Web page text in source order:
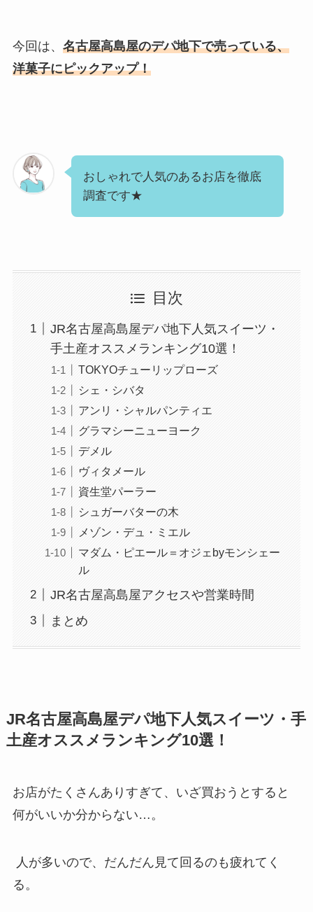
今回は、 名古屋高島屋のデパ地下で売っている、
洋菓子にピックアップ！
おしゃれで人気のあるお店を徹底
調査です★
目次
JR名古屋高島屋デパ地下人気スイーツ・
手土産オススメランキング10選！
TOKYOチューリップローズ
シェ・シバタ
アンリ・シャルパンティエ
グラマシーニューヨーク
デメル
ヴィタメール
資生堂パーラー
シュガーバターの木
メゾン・デュ・ミエル
マダム・ピエール＝オジェbyモンシェー
ル
JR名古屋高島屋アクセスや営業時間
まとめ
JR名古屋高島屋デパ地下人気スイーツ・手
土産オススメランキング10選！
お店がたくさんありすぎて、いざ買おうとすると
何がいいか分からない…。
人が多いので、だんだん見て回るのも疲れてく
る。